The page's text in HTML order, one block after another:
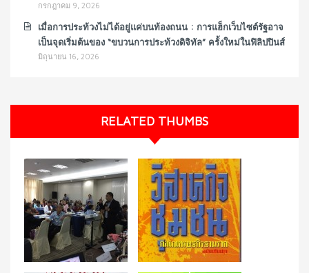
กรกฎาคม 9, 2026
เมื่อการประท้วงไม่ได้อยู่แค่บนท้องถนน : การแฮ็กเว็บไซต์รัฐอาจ
เป็นจุดเริ่มต้นของ “ขบวนการประท้วงดิจิทัล” ครั้งใหม่ในฟิลิปปินส์
มิถุนายน 16, 2026
RELATED THUMBS